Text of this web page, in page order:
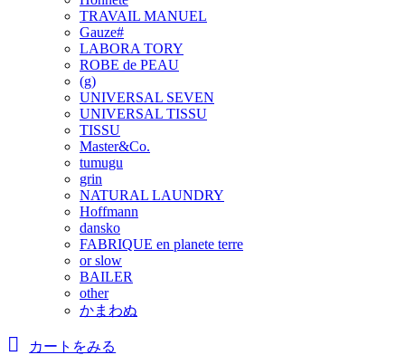
TRAVAIL MANUEL
Gauze#
LABORA TORY
ROBE de PEAU
(g)
UNIVERSAL SEVEN
UNIVERSAL TISSU
TISSU
Master&Co.
tumugu
grin
NATURAL LAUNDRY
Hoffmann
dansko
FABRIQUE en planete terre
or slow
BAILER
other
かまわぬ
カートをみる